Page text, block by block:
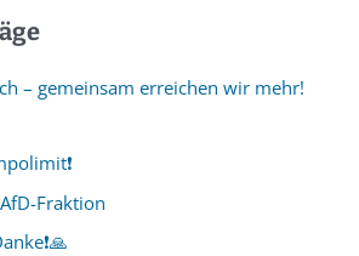
– gemeinsam erreichen wir mehr!
Fraktion